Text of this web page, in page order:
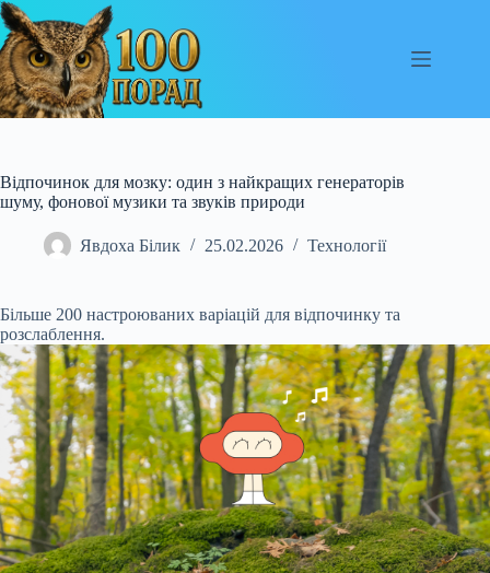
Перейти
до
вмісту
Відпочинок для мозку: один з найкращих генераторів
шуму, фонової музики та звуків природи
Явдоха Білик 25.02.2026 Технології
Більше 200 настроюваних варіацій для відпочинку та
розслаблення.